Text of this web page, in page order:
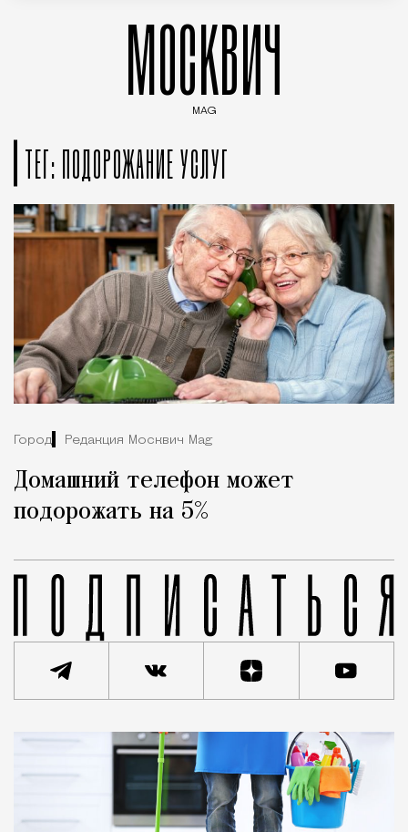
МОСКВИЧ
MAG
ТЕГ: ПОДОРОЖАНИЕ УСЛУГ
Город Редакция Москвич Mag
Домашний телефон может
подорожать на 5%